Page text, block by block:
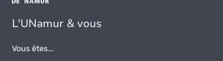
L'UNamur & vous
Vous êtes...